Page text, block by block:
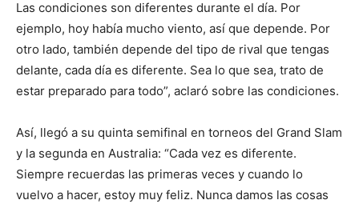
Las condiciones son diferentes durante el día. Por
ejemplo, hoy había mucho viento, así que depende. Por
otro lado, también depende del tipo de rival que tengas
delante, cada día es diferente. Sea lo que sea, trato de
estar preparado para todo”, aclaró sobre las condiciones.
Así, llegó a su quinta semifinal en torneos del Grand Slam
y la segunda en Australia: “Cada vez es diferente.
Siempre recuerdas las primeras veces y cuando lo
vuelvo a hacer, estoy muy feliz. Nunca damos las cosas